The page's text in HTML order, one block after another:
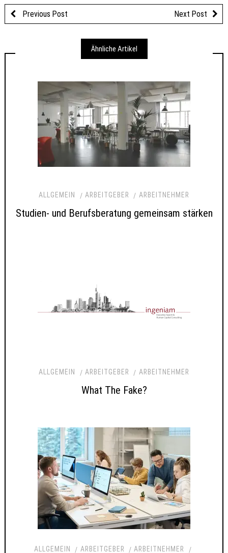
Previous Post Next Post
Ähnliche Artikel
ALLGEMEIN ARBEITGEBER ARBEITNEHMER
Studien- und Berufsberatung gemeinsam stärken
ALLGEMEIN ARBEITGEBER ARBEITNEHMER
What The Fake?
ALLGEMEIN ARBEITGEBER
ARBEITNEHMER